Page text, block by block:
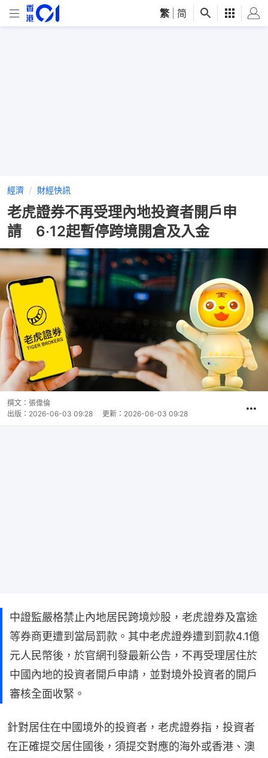
繁 简
經濟 財經快訊
老虎證券不再受理內地投資者開戶申
請 6‧12起暫停跨境開倉及入金
撰文： 張偉倫
出版： 2026-06-03 09:28 更新： 2026-06-03 09:28
中證監嚴格禁止內地居民跨境炒股，老虎證券及富途
等券商更遭到當局罰款。其中老虎證券遭到罰款4.1億
元人民幣後，於官網刊發最新公告，不再受理居住於
中國內地的投資者開戶申請，並對境外投資者的開戶
審核全面收緊。
針對居住在中國境外的投資者，老虎證券指，投資者
在正確提交居住國後，須提交對應的海外或香港、澳